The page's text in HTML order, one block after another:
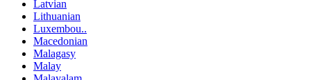
Latvian
Lithuanian
Luxembou..
Macedonian
Malagasy
Malay